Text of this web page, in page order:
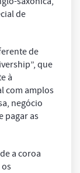
de
de
que
à
com amplos
negócio
pagar as
a coroa